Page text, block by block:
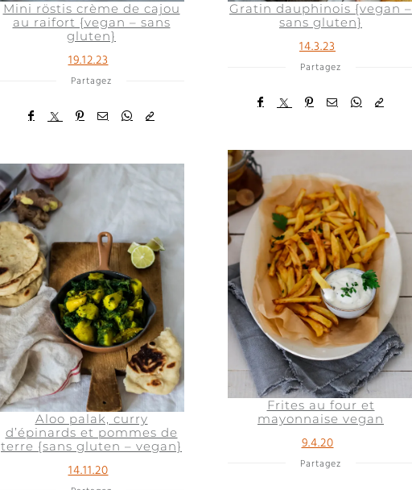
Mini röstis crème de cajou
au raifort {vegan – sans
gluten}
19.12.23
Partagez
Gratin dauphinois {vegan –
sans gluten}
14.3.23
Partagez
Aloo palak, curry
d’épinards et pommes de
terre {sans gluten – vegan}
14.11.20
Frites au four et
mayonnaise vegan
9.4.20
Partagez